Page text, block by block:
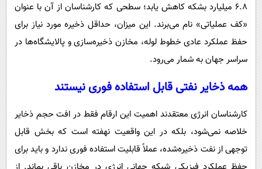
۶.۸ میلیارد بشکه کاهش یابد؛ سطحی که کارشناسان از آن با عنوان
«کف عملیاتی» نام می‌برند. این میزان، حداقل ذخیره مورد نیاز برای
حفظ عملکرد عادی خطوط لوله، مخازن ذخیره‌سازی و پالایشگاه‌ها در
سراسر جهان به شمار می‌رود.
همه ذخایر نفتی قابل استفاده فوری نیستند
کارشناسان انرژی معتقدند اهمیت این ارقام فقط در افت حجم ذخایر
خلاصه نمی‌شود، بلکه در این واقعیت نهفته است که بخش قابل
توجهی از نفت ذخیره‌شده، عملاً قابلیت استفاده فوری ندارد و باید برای